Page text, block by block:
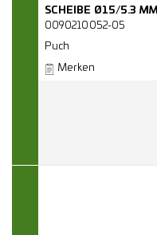
SCHEIBE Ø15/5.3 MM
0090210052-05
Puch
Merken